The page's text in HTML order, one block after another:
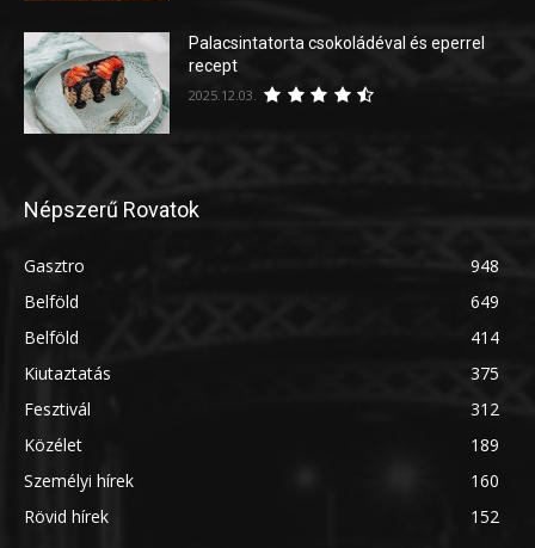
Palacsintatorta csokoládéval és eperrel
recept
2025.12.03.
Népszerű Rovatok
Gasztro
948
Belföld
649
Belföld
414
Kiutaztatás
375
Fesztivál
312
Közélet
189
Személyi hírek
160
Rövid hírek
152